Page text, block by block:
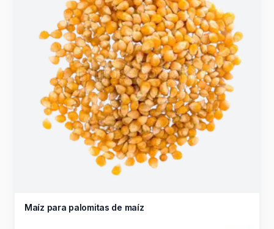
Maíz para palomitas de maíz